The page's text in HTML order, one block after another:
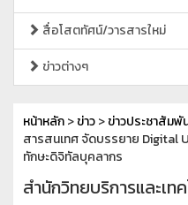
สื่อโสตทัศน์/วารสารใหม่
ข่าวต่างๆ
หน้าหลัก>ข่าว>ข่าวประชาสัมพั
สารสนเทศ จัดบรรยาย Digital
ทักษะดิจิทัลบุคลากร
สำนักวิทยบริการและเท